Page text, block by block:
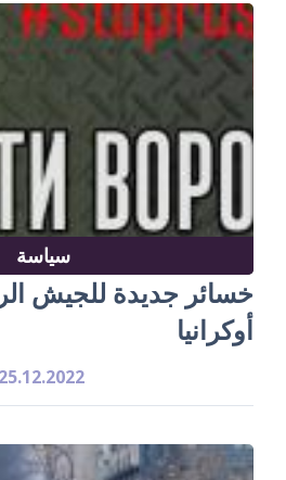
سياسة
خسائر جديدة للجيش
أوكرانيا
25.12.2022